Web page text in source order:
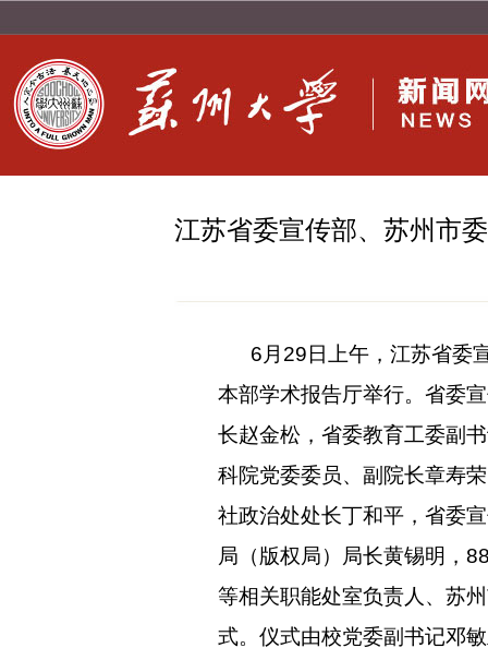
江苏省委宣传部、苏州市
6 月29日上午，江苏省委
本部学术报告厅举行。省委
长赵金松，省委教育工委副
科院党委委员、副院长章寿
社政治处处长丁和平，省委
局（版权局）局长黄锡明，
等相关职能处室负责人、苏
式。仪式由校党委副书记邓